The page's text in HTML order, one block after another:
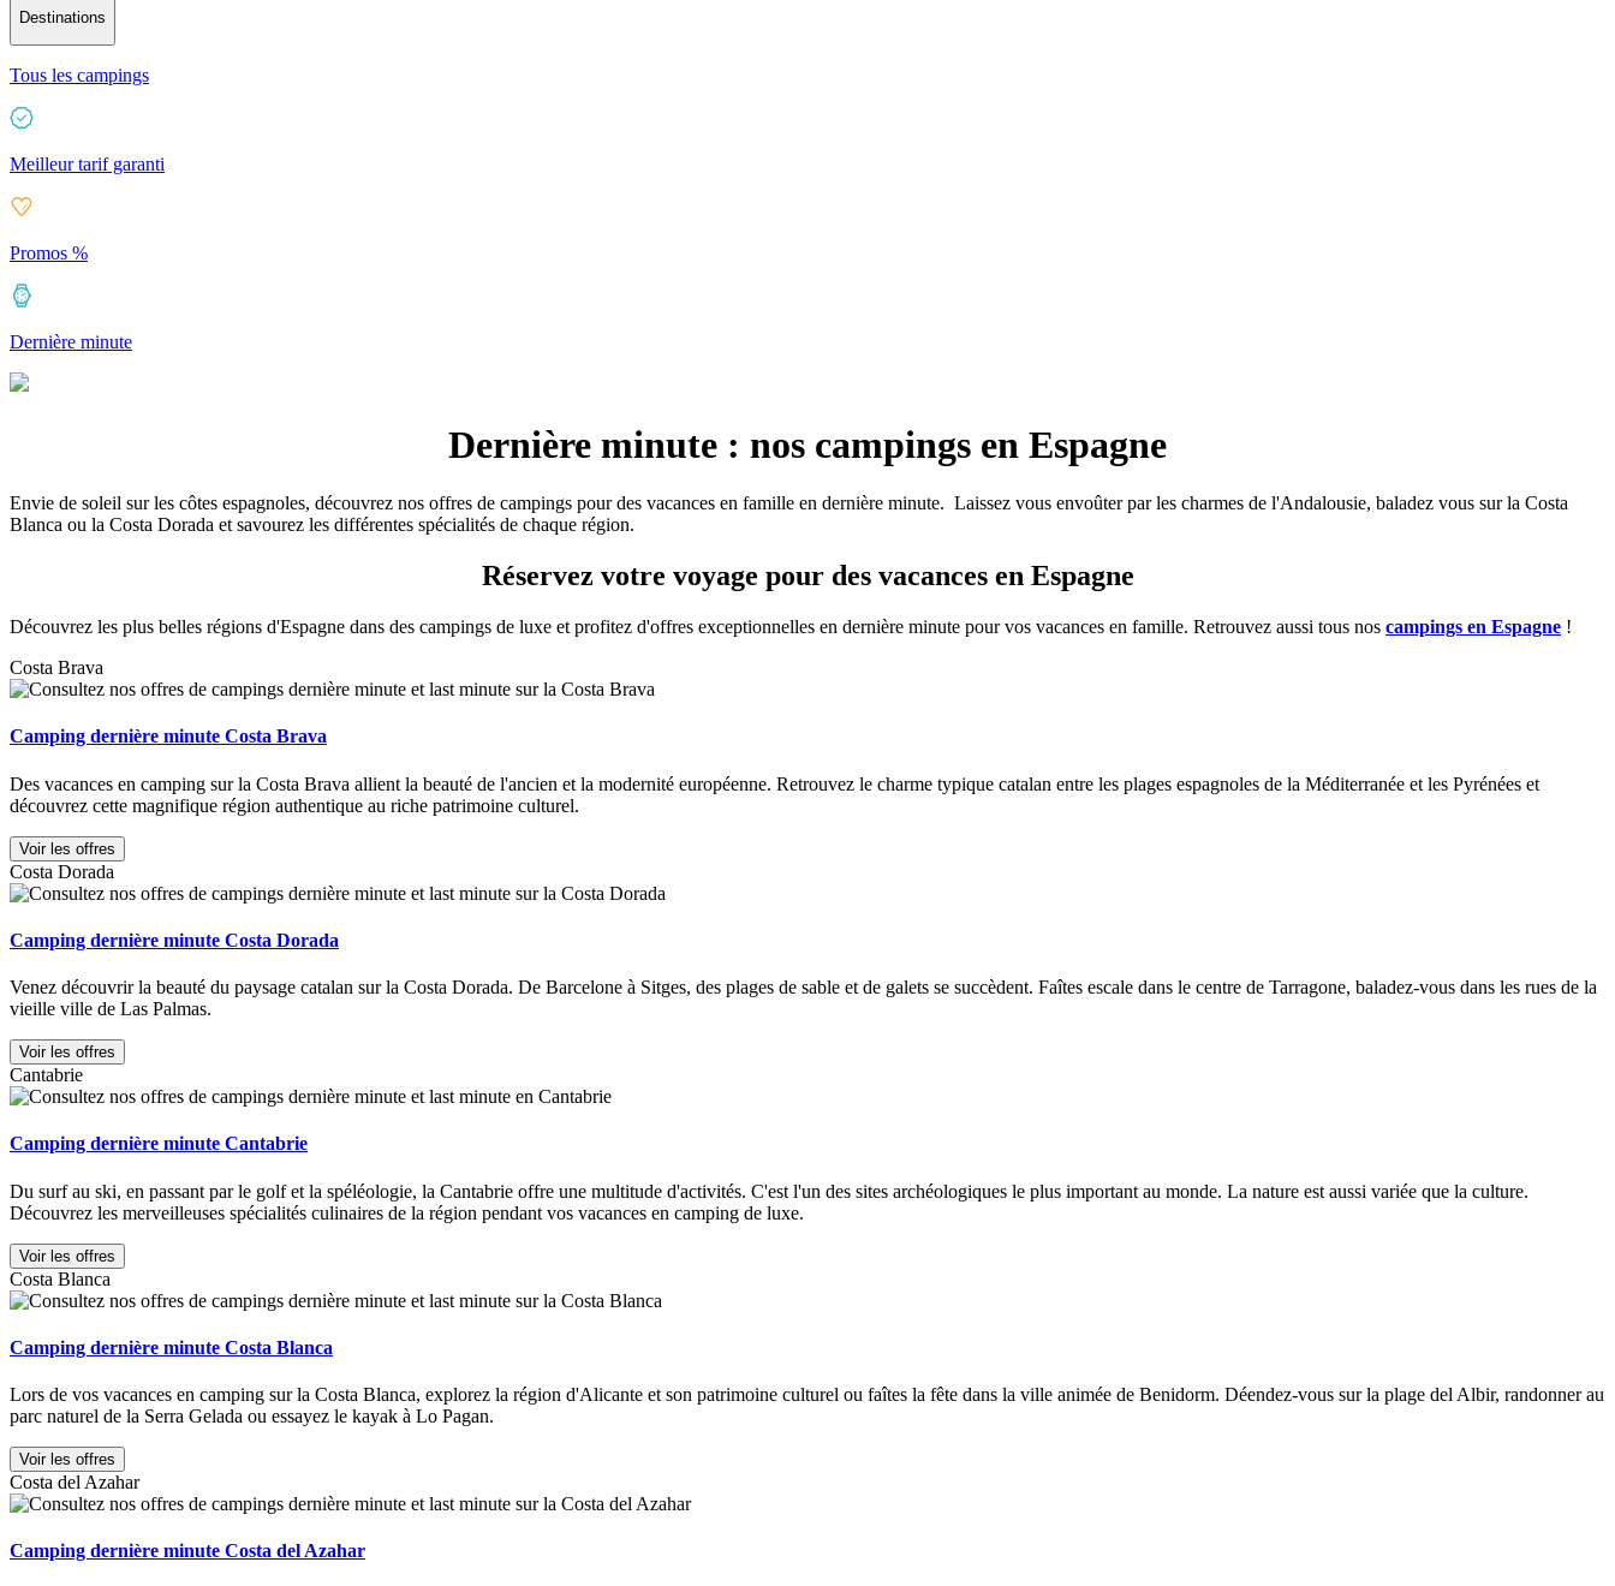
Destinations
Tous les campings
Meilleur tarif garanti
Promos %
Dernière minute
Dernière minute : nos campings en Espagne
Envie de soleil sur les côtes espagnoles, découvrez nos offres de campings pour des vacances en famille en dernière minute. Laissez vous envoûter par les charmes de l'Andalousie, baladez vous sur la Costa
Blanca ou la Costa Dorada et savourez les différentes spécialités de chaque région.
Réservez votre voyage pour des vacances en Espagne
Découvrez les plus belles régions d'Espagne dans des campings de luxe et profitez d'offres exceptionnelles en dernière minute pour vos vacances en famille. Retrouvez aussi tous nos campings en Espagne !
Costa Brava
Camping dernière minute Costa Brava
Des vacances en camping sur la Costa Brava allient la beauté de l'ancien et la modernité européenne. Retrouvez le charme typique catalan entre les plages espagnoles de la Méditerranée et les Pyrénées et
découvrez cette magnifique région authentique au riche patrimoine culturel.
Voir les offres
Costa Dorada
Camping dernière minute Costa Dorada
Venez découvrir la beauté du paysage catalan sur la Costa Dorada. De Barcelone à Sitges, des plages de sable et de galets se succèdent. Faîtes escale dans le centre de Tarragone, baladez-vous dans les rues de la
vieille ville de Las Palmas.
Voir les offres
Cantabrie
Camping dernière minute Cantabrie
Du surf au ski, en passant par le golf et la spéléologie, la Cantabrie offre une multitude d'activités. C'est l'un des sites archéologiques le plus important au monde. La nature est aussi variée que la culture.
Découvrez les merveilleuses spécialités culinaires de la région pendant vos vacances en camping de luxe.
Voir les offres
Costa Blanca
Camping dernière minute Costa Blanca
Lors de vos vacances en camping sur la Costa Blanca, explorez la région d'Alicante et son patrimoine culturel ou faîtes la fête dans la ville animée de Benidorm. Déendez-vous sur la plage del Albir, randonner au
parc naturel de la Serra Gelada ou essayez le kayak à Lo Pagan.
Voir les offres
Costa del Azahar
Camping dernière minute Costa del Azahar